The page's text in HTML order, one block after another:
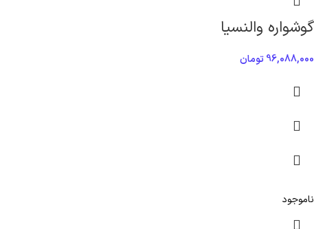
گوشواره والنسیا
96,088,000تومان
ناموجود